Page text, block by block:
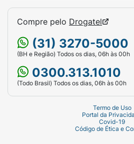
Compre pelo Drogatel
(31) 3270-5000
(BH e Região) Todos os dias, 06h às 00h
0300.313.1010
(Todo Brasil) Todos os dias, 06h às 00h
Termo de Uso
Portal da
Covid-19
Código de Ética e